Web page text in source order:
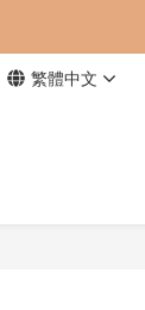
繁體中文